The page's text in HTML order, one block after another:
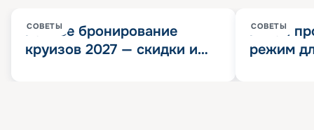
СОВЕТЫ
Раннее бронирование
круизов 2027 — скидки и
СОВЕТЫ
Китай
режим